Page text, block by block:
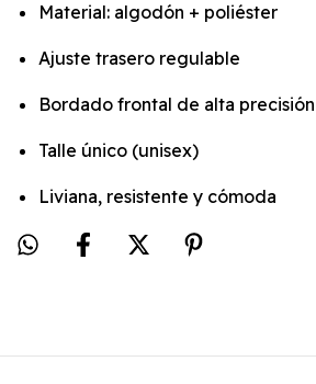
Material: algodón + poliéster
Ajuste trasero regulable
Bordado frontal de alta precisión
Talle único (unisex)
Liviana, resistente y cómoda